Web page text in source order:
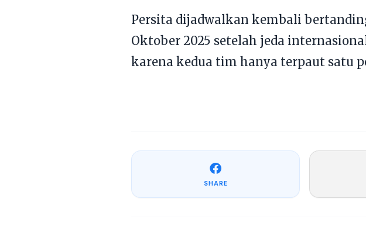
Persita dijadwalkan kembali
Oktober 2025 setelah jeda
karena kedua tim hanya terpaut satu
SHARE